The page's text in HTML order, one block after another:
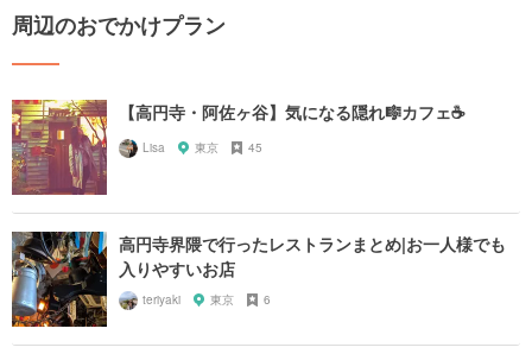
周辺のおでかけプラン
【高円寺・阿佐ヶ谷】気になる隠れ🎼カフェ☕️
Lisa 東京 45
高円寺界隈で行ったレストランまとめ|お一人様でも
入りやすいお店
teriyaki 東京 6